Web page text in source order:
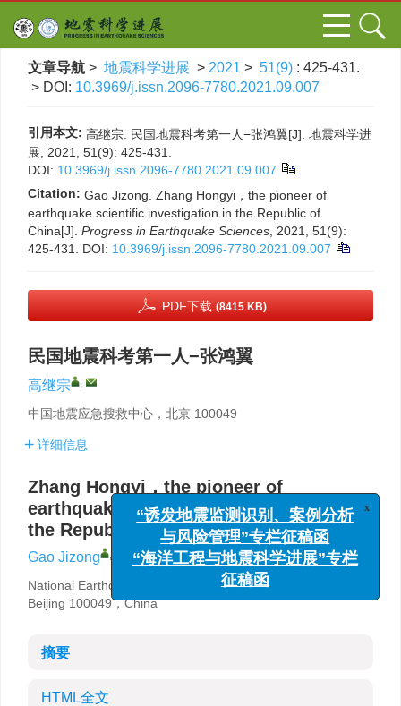
文章导航 > 地震科学进展 > 2021 > 51(9) : 425-431.
> DOI: 10.3969/j.issn.2096-7780.2021.09.007
引用本文: 高继宗. 民国地震科考第一人−张鸿翼[J]. 地震科学进
展, 2021, 51(9): 425-431.
DOI: 10.3969/j.issn.2096-7780.2021.09.007
Citation: Gao Jizong. Zhang Hongyi，the pioneer of
earthquake scientific investigation in the Republic of
China[J]. Progress in Earthquake Sciences , 2021, 51(9):
425-431. DOI: 10.3969/j.issn.2096-7780.2021.09.007
PDF下载 (8415 KB)
民国地震科考第一人−张鸿翼
高继宗 ,
中国地震应急搜救中心，北京 100049
详细信息
Zhang Hongyi，the pioneer of
earthquake scientific investigation in
the Republic of China
Gao Jizong ,
National Earthquake Response Support Service，
Beijing 100049，China
摘要
HTML全文
“诱发地震监测识别、案例分析
与风险管理”专栏征稿函
“海洋工程与地震科学进展”专栏
征稿函